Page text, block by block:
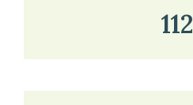
112